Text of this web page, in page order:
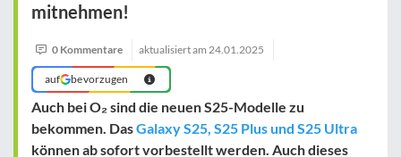
mitnehmen!
0 Kommentare aktualisiert am 24.01.2025
auf bevorzugen
Auch bei O₂ sind die neuen S25-Modelle zu
bekommen. DasGalaxy S25, S25 Plus und S25 Ultra
können ab sofort vorbestellt werden. Auch dieses